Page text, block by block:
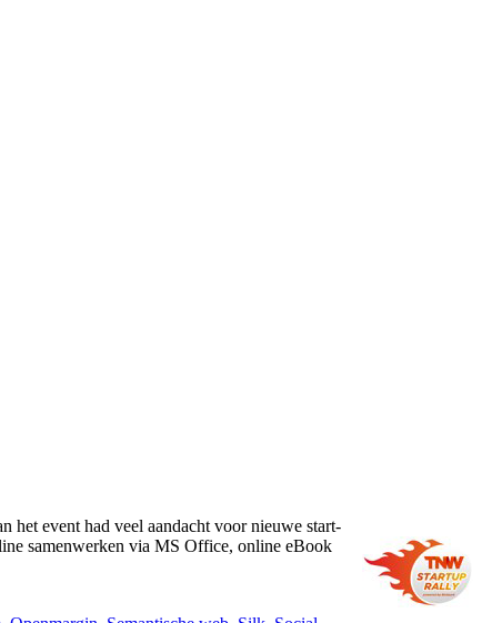
het event had veel aandacht voor nieuwe start-
samenwerken via MS Office, online eBook